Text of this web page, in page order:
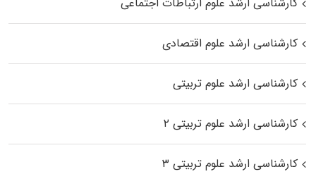
کارشناسی ارشد علوم اقتصادی
کارشناسی ارشد علوم تربیتی
کارشناسی ارشد علوم تربیتی ۲
کارشناسی ارشد علوم تربیتی ۳